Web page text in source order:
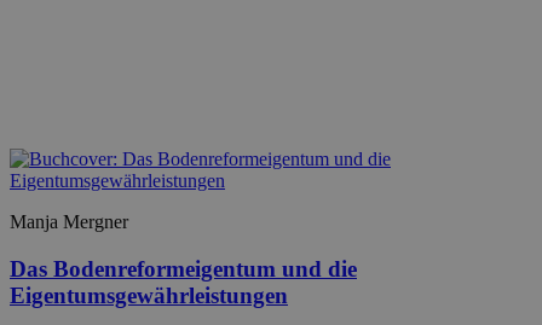
Manja Mergner
Das Bodenreformeigentum und die
Eigentumsgewährleistungen